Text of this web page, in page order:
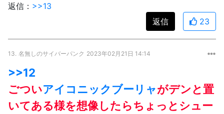
返信： >>13
返信
23
13. 名無しのサイバーパンク 2023年02月21日 14:14
>>12
ごついアイコニック ブーリャがデンと置
いてある様を想像したらちょっとシュー